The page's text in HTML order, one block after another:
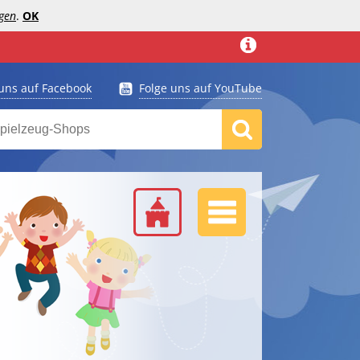
. OK
auf Facebook Folge uns auf YouTube